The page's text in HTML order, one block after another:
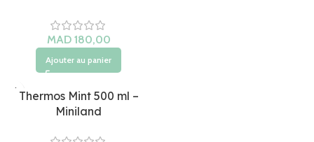
Ajouter au panier
Thermos Mint 500 ml –
Miniland